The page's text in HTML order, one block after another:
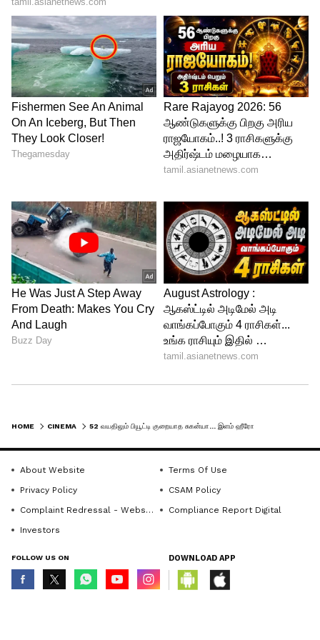
அதேபோல் இந்தியன் 2 படத்திலும் முக்கிய
கதாபாத்திரத்தில் நடித்து வருவதாக
கூறப்படுகிறது. தற்போது 52 வயதாகும்
சுகன்யா, இந்த வயதிலும் இளம்
நடிகைகளுக்கு டஃப் கொடுக்கும் வகையில்
செம்ம யங்காக காட்சி அளிக்கிறார்.
வலைதளங்களில் வெளியாகி வைரலாகி
வருகின்றன.
இதையும் படியுங்கள்...
நாகசைதன்யா-
வெங்கட்பிரபு இணையும் படத்தின்
முக்கிய அறிவிப்பு வெளியானது..!
LATEST VIDEOS
GA Ganesh A
இவர் பொறியியல் பட்டதாரி. செய்தி எழுதுவதில் 7
HOME CINEMA
About Website
Terms Of Use
Privacy Policy
CSAM Policy
Complaint Redressal - Website
Compliance Report Digital
Investors
FOLLOW US ON DOWNLOAD APP